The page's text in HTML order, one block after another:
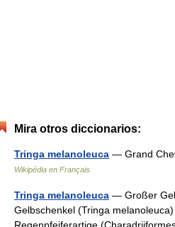
Mira otros diccionarios:
Tringa melanoleuca — Grand
Wikipédia en Français
Tringa melanoleuca — Großer
Gelbschenkel (Tringa